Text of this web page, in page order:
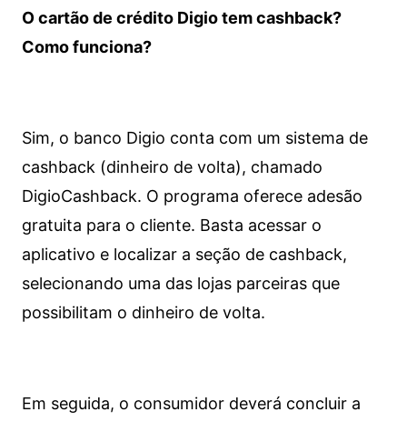
O cartão de crédito Digio tem cashback?
Como funciona?
Sim, o banco Digio conta com um sistema de
cashback (dinheiro de volta), chamado
DigioCashback. O programa oferece adesão
gratuita para o cliente. Basta acessar o
aplicativo e localizar a seção de cashback,
selecionando uma das lojas parceiras que
possibilitam o dinheiro de volta.
Em seguida, o consumidor deverá concluir a